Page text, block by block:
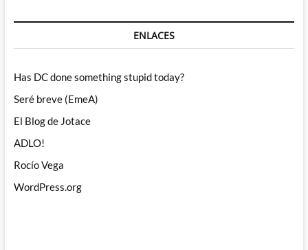
ENLACES
Has DC done something stupid today?
Seré breve (EmeA)
El Blog de Jotace
ADLO!
Rocío Vega
WordPress.org